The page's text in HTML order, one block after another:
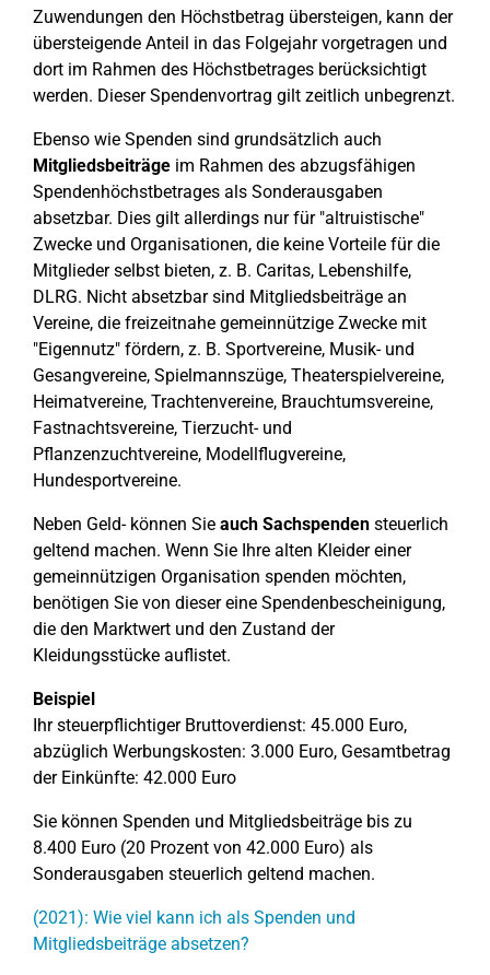
Zuwendungen den Höchstbetrag übersteigen, kann der
übersteigende Anteil in das Folgejahr vorgetragen und
dort im Rahmen des Höchstbetrages berücksichtigt
werden. Dieser Spendenvortrag gilt zeitlich unbegrenzt.
Ebenso wie Spenden sind grundsätzlich auch
Mitgliedsbeiträge im Rahmen des abzugsfähigen
Spendenhöchstbetrages als Sonderausgaben
absetzbar. Dies gilt allerdings nur für "altruistische"
Zwecke und Organisationen, die keine Vorteile für die
Mitglieder selbst bieten, z. B. Caritas, Lebenshilfe,
DLRG. Nicht absetzbar sind Mitgliedsbeiträge an
Vereine, die freizeitnahe gemeinnützige Zwecke mit
"Eigennutz" fördern, z. B. Sportvereine, Musik- und
Gesangvereine, Spielmannszüge, Theaterspielvereine,
Heimatvereine, Trachtenvereine, Brauchtumsvereine,
Fastnachtsvereine, Tierzucht- und
Pflanzenzuchtvereine, Modellflugvereine,
Hundesportvereine.
Neben Geld- können Sie auch Sachspenden steuerlich
geltend machen. Wenn Sie Ihre alten Kleider einer
gemeinnützigen Organisation spenden möchten,
benötigen Sie von dieser eine Spendenbescheinigung,
die den Marktwert und den Zustand der
Kleidungsstücke auflistet.
Beispiel
Ihr steuerpflichtiger Bruttoverdienst: 45.000 Euro,
abzüglich Werbungskosten: 3.000 Euro, Gesamtbetrag
der Einkünfte: 42.000 Euro
Sie können Spenden und Mitgliedsbeiträge bis zu
8.400 Euro (20 Prozent von 42.000 Euro) als
Sonderausgaben steuerlich geltend machen.
(2021): Wie viel kann ich als Spenden und
Mitgliedsbeiträge absetzen?